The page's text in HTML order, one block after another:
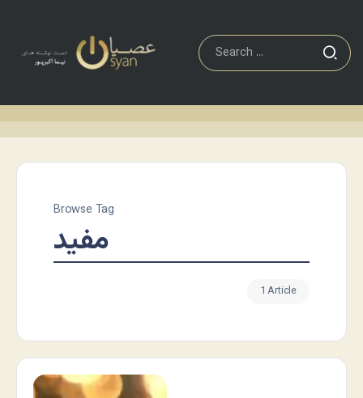
Browse Tag
مفید
1 Article